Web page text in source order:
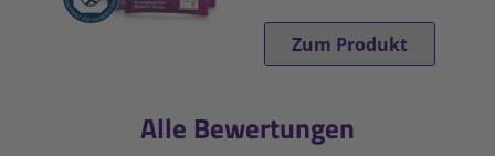
Zum Produkt
Alle Bewertungen